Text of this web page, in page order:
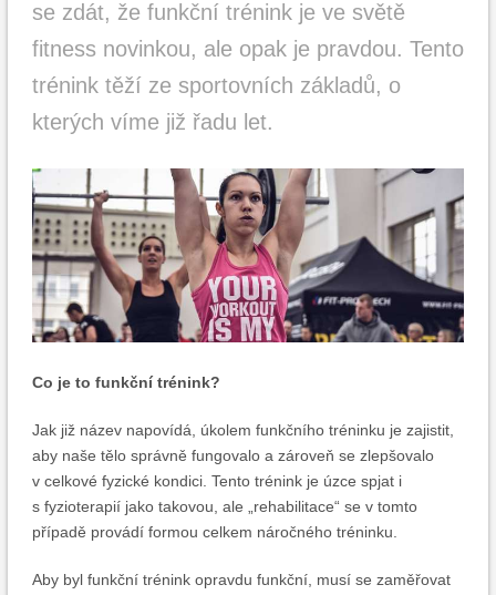
se zdát, že funkční trénink je ve světě
fitness novinkou, ale opak je pravdou. Tento
trénink těží ze sportovních základů, o
kterých víme již řadu let.
Co je to funkční trénink?
Jak již název napovídá, úkolem funkčního tréninku je zajistit,
aby naše tělo správně fungovalo a zároveň se zlepšovalo
v celkové fyzické kondici. Tento trénink je úzce spjat i
s fyzioterapií jako takovou, ale „rehabilitace“ se v tomto
případě provádí formou celkem náročného tréninku.
Aby byl funkční trénink opravdu funkční, musí se zaměřovat